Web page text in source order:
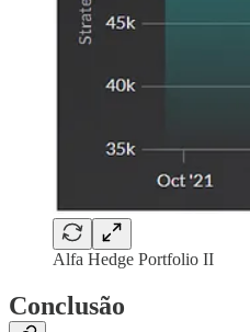
Alfa Hedge Portfolio II
Conclusão